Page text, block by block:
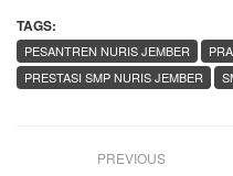
TAGS:
PESANTREN NURIS JEMBER
PRESTASI SMP NURIS JEMBER
PREVIOUS